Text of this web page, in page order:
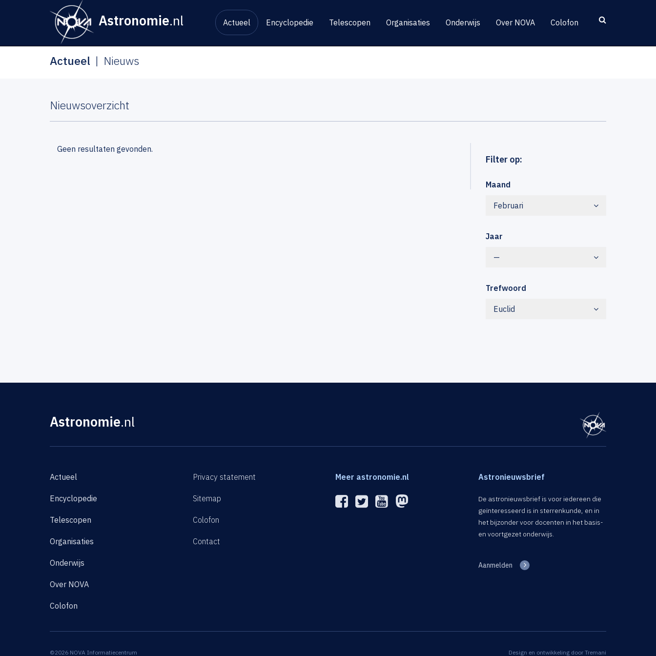
Astronomie.nl Actueel Encyclopedie Telescopen Organisaties Onderwijs Over NOVA Colofon
Actueel Nieuws
Nieuwsoverzicht
Filter op:
Maand
Februari
Jaar
—
Trefwoord
Euclid
Geen resultaten gevonden.
Astronomie.nl
Actueel
Encyclopedie
Telescopen
Organisaties
Onderwijs
Over NOVA
Colofon
Privacy statement
Sitemap
Colofon
Contact
Meer astronomie.nl Astronieuwsbrief
De astronieuwsbrief is voor iedereen die
geïnteresseerd is in sterrenkunde, en in
het bijzonder voor docenten in het basis-
en voortgezet onderwijs.
Aanmelden
©2026 NOVA Informatiecentrum Design en ontwikkeling door Tremani